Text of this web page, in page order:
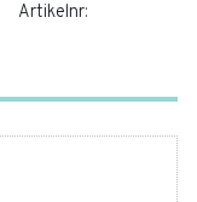
Artikelnr